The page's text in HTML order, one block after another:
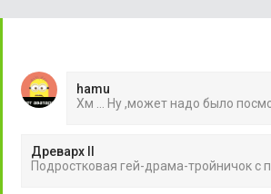
hamu
Хм ... Ну ,может надо было
Древарх II
Подростковая гей-драма-тройничок с